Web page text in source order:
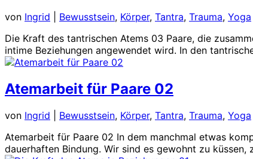
von Ingrid Bewusstsein, Körper, Tantra, Trauma, Yoga
Die Kraft des tantrischen Atems 03 Paare, die
intime Beziehungen angewendet wird. In den
Atemarbeit für Paare 02
von Ingrid Bewusstsein, Körper, Tantra, Trauma, Yoga
Atemarbeit für Paare 02 In dem manchmal etwas
dauerhaften Bindung. Wir sind es gewohnt zu